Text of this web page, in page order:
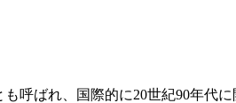
呼ばれ、国際的に20世紀90年代